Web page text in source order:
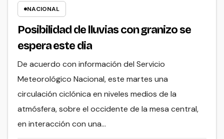
NACIONAL
Posibilidad de lluvias con granizo se
espera este dia
De acuerdo con información del Servicio
Meteorológico Nacional, este martes una
circulación ciclónica en niveles medios de la
atmósfera, sobre el occidente de la mesa central,
en interacción con una…